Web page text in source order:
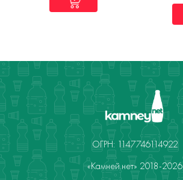
ОГРН: 1147746114922
«Камней.нет» 2018-2026